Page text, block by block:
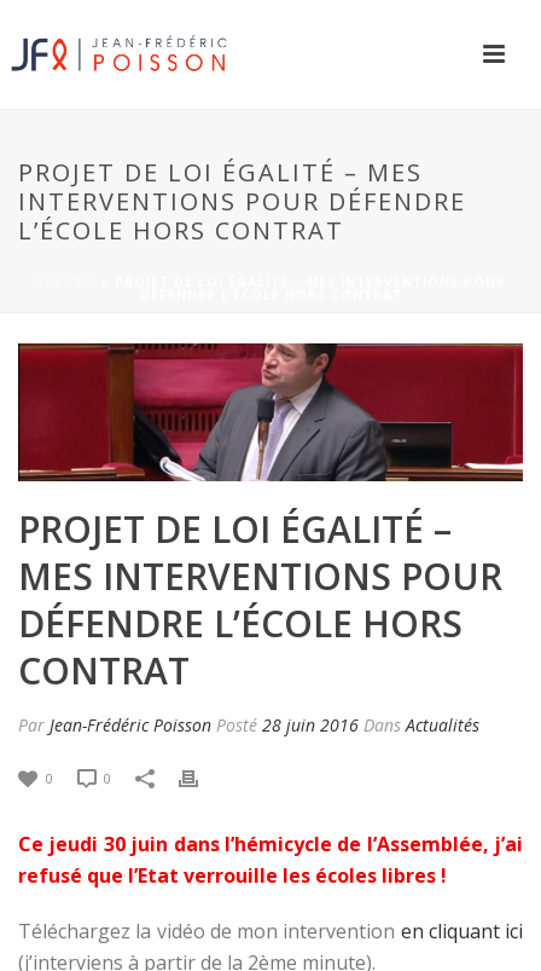
PROJET DE LOI ÉGALITÉ – MES
INTERVENTIONS POUR DÉFENDRE
L’ÉCOLE HORS CONTRAT
PROJET DE LOI ÉGALITÉ –
MES INTERVENTIONS POUR
DÉFENDRE L’ÉCOLE HORS
CONTRAT
Par Jean-Frédéric Poisson Posté 28 juin 2016 DansActualités
0 0
Ce jeudi 30 juin dans l’hémicycle de l’Assemblée, j’ai
refusé que l’Etat verrouille les écoles libres !
Téléchargez la vidéo de mon intervention en cliquant ici
(j’interviens à partir de la 2ème minute).